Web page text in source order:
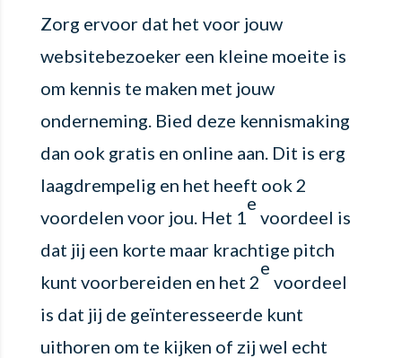
Zorg ervoor dat het voor jouw
websitebezoeker een kleine moeite is
om kennis te maken met jouw
onderneming. Bied deze kennismaking
dan ook gratis en online aan. Dit is erg
laagdrempelig en het heeft ook 2
voordelen voor jou. Het 1
e
voordeel is
dat jij een korte maar krachtige pitch
kunt voorbereiden en het 2
e
voordeel
is dat jij de geïnteresseerde kunt
uithoren om te kijken of zij wel echt